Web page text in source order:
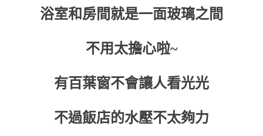
浴室和房間就是一面玻璃之間
不用太擔心啦~
有百葉窗不會讓人看光光
不過飯店的水壓不太夠力